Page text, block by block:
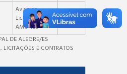
Aviso de
Licitação –
AMUNES
DE ALEGRE/ES
LICITAÇÕES E CONTRATOS